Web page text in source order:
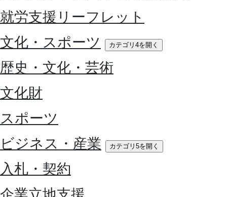
就労支援リーフレット
文化・スポーツ
カテゴリ4を開く
歴史・文化・芸術
文化財
スポーツ
ビジネス・産業
カテゴリ5を開く
入札・契約